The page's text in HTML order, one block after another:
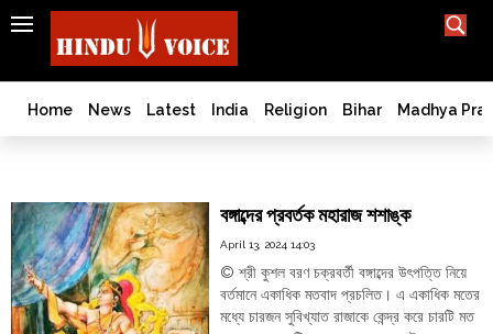
SEARCH
India
Bangladesh
West
History
Articles
Love
Jihad
Home News Latest India Religion Bihar Madhya
বঙ্গাব্দের প্রবর্তক মহারাজ শশাঙ্ক
April 13, 2024 14:03
© শ্রী কুশল বরণ চক্রবর্তী বঙ্গাব্দের উৎপত্তি নিয়ে
বর্তমানে একাধিক মতবাদ প্রচলিত। এ একাধিক মতের
মধ্যে চারজন সুবিখ্যাত রাজাকে কেন্দ্র করে চারটি মত